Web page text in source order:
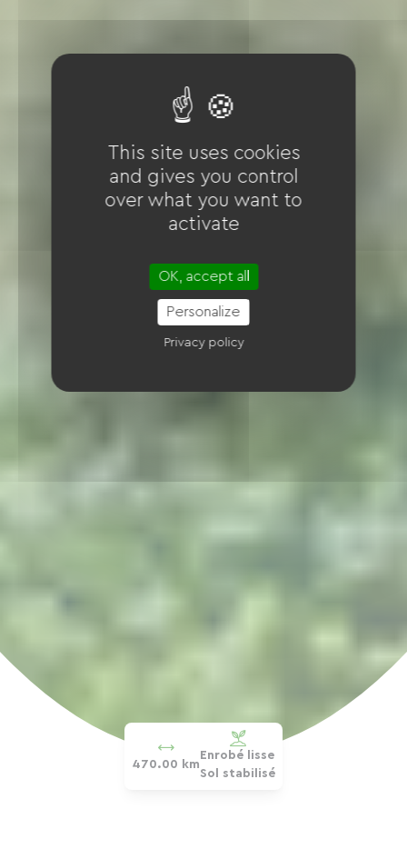
470.00 km
Enrobé lisse
Sol stabilisé
This site uses cookies
and gives you control
over what you want to
activate
OK, accept all
Personalize
Privacy policy